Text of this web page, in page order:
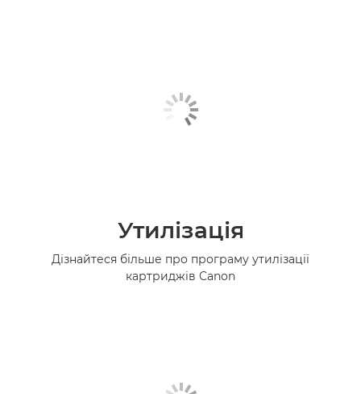
Утилізація
Дізнайтеся більше про програму утилізації
картриджів Canon